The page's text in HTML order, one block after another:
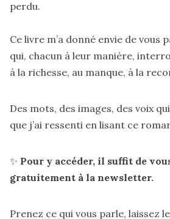
perdu.
Ce livre m’a donné envie de vous
qui, chacun à leur manière,
à la richesse, au manque, à la
Des mots, des images, des voix
que j’ai ressenti en lisant ce
✨ Pour y accéder, il suffit de
gratuitement à la newsletter.
Prenez ce qui vous parle, laissez